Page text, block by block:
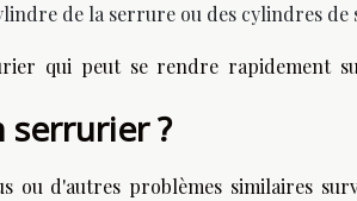
de la serrure ou des cylindres de
qui peut se rendre rapidement
?
ou d'autres problèmes similaires